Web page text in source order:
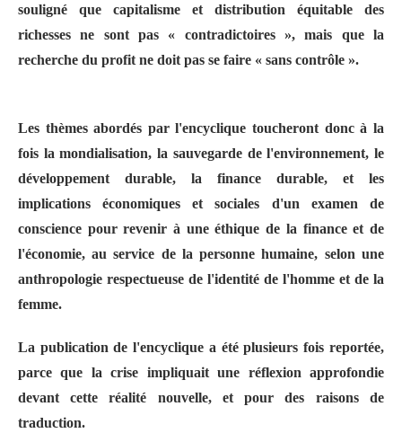
souligné que capitalisme et distribution équitable des
richesses ne sont pas « contradictoires », mais que la
recherche du profit ne doit pas se faire « sans contrôle ».
Les thèmes abordés par l'encyclique toucheront donc à la
fois la mondialisation, la sauvegarde de l'environnement, le
développement durable, la finance durable, et les
implications économiques et sociales d'un examen de
conscience pour revenir à une éthique de la finance et de
l'économie, au service de la personne humaine, selon une
anthropologie respectueuse de l'identité de l'homme et de la
femme.
La publication de l'encyclique a été plusieurs fois reportée,
parce que la crise impliquait une réflexion approfondie
devant cette réalité nouvelle, et pour des raisons de
traduction.